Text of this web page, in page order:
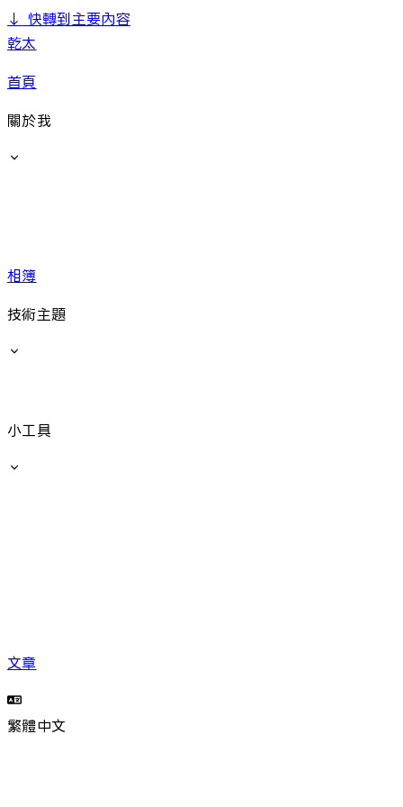
↓快轉到主要內容
乾太
首頁
關於我
相簿
技術主題
小工具
文章
繁體中文